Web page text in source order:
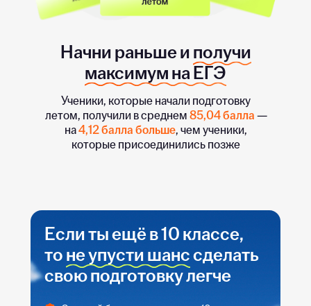
Ученики, которые начали подготовку
летом, получили в среднем85,04 балла—
на4,12 балла больше, чем ученики,
которые присоединились позже
Начни раньше иполучи
максимум на ЕГЭ
Если ты ещё в 10 классе,
тоне упусти шанссделать
свою подготовку легче